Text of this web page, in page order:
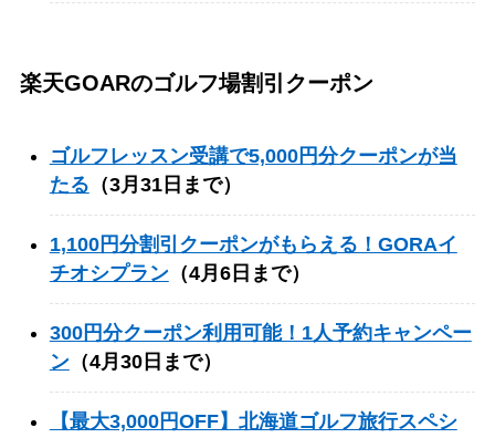
楽天GOARのゴルフ場割引クーポン
ゴルフレッスン受講で5,000円分クーポンが当
たる （3月31日まで）
1,100円分割引クーポンがもらえる！GORAイ
チオシプラン（4月6日まで）
300円分クーポン利用可能！1人予約キャンペー
ン（4月30日まで）
【最大3,000円OFF】北海道ゴルフ旅行スペシ